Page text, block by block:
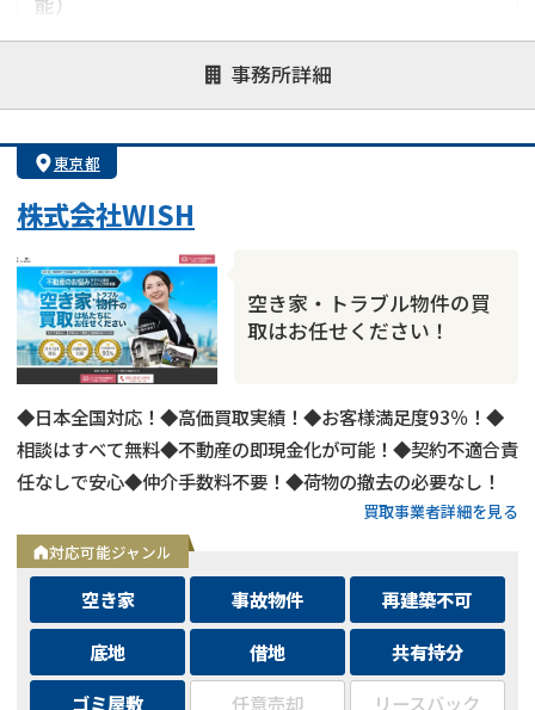
事務所詳細
オンライン面談可能
決済までが早い
1億円以上の買取可
業歴10年以上
業者案件歓迎
士業連携有り
東京都
株式会社WISH
空き家・トラブル物件の買
取はお任せください！
◆日本全国対応！◆高価買取実績！◆お客様満足度93％！◆
相談はすべて無料◆不動産の即現金化が可能！◆契約不適合責
任なしで安心◆仲介手数料不要！◆荷物の撤去の必要なし！
買取事業者詳細を見る
対応可能ジャンル
空き家 事故物件
再建築不可
底地
借地
共有持分
ゴミ屋敷
任意売却 リースバック